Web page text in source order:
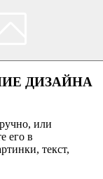
ДИЗАЙНА
или
его в
текст,